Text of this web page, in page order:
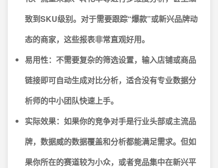
致到SKU级别。对于需要跟踪“爆款”或新兴品牌动
态的商家，这些报表非常直观好用。
易用性： 不需要复杂的筛选设置，输入店铺或商品
链接即可自动生成对比分析，适合没有专业数据分
析师的中小团队快速上手。
实际效果： 如果你的竞争对手是行业头部或主流品
牌，数据威的数据覆盖和分析都能满足需求。但如
果你所在的赛道较为小众，或者竞品集中在新兴平